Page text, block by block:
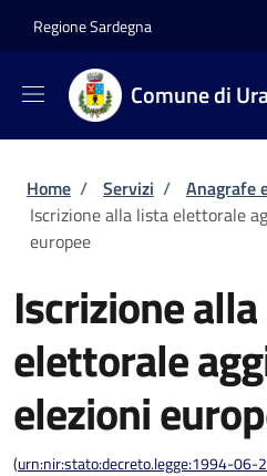
Regione Sardegna
Comune di
Briciole di pane
Home / Servizi / Anagrafe
Iscrizione alla lista elettorale
europee
Iscrizione
elettorale
elezioni
(urn:nir:stato:decreto.legge:1994-06-